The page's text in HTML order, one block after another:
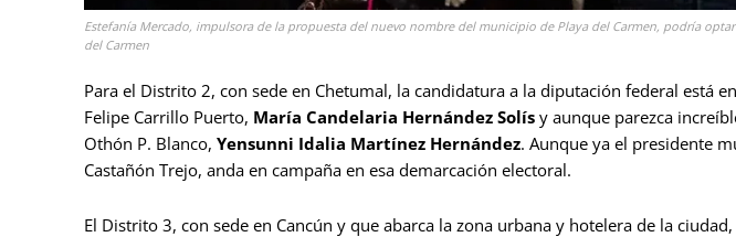
Estefanía Mercado, impulsora de la propuesta del nuevo nombre del municipio de Playa del Carmen, podría
del Carmen
Para el Distrito 2, con sede en Chetumal, la candidatura a la diputación federal está
Felipe Carrillo Puerto, María Candelaria Hernández Solís y aunque parezca
Othón P. Blanco, Yensunni Idalia Martínez Hernández. Aunque ya el presidente
Castañón Trejo, anda en campaña en esa demarcación electoral.
El Distrito 3, con sede en Cancún y que abarca la zona urbana y hotelera de la